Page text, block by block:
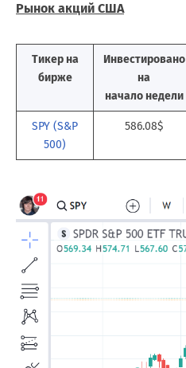
Рынок акций США
Тикер на
бирже
Инвестировано
на
начало недели
SPY (S&P
500)
586.08$